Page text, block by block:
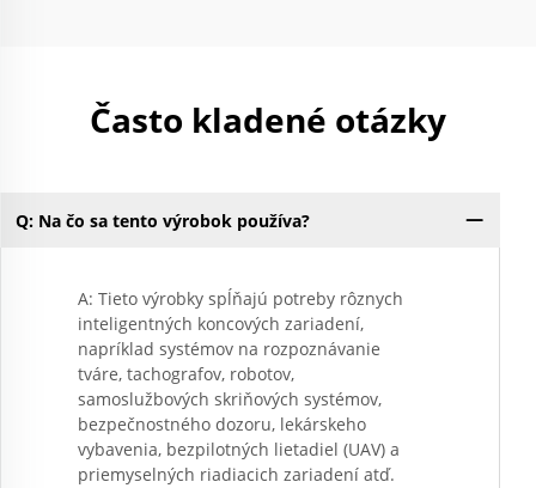
Často kladené otázky
Q: Na čo sa tento výrobok používa?
A: Tieto výrobky spĺňajú potreby rôznych
inteligentných koncových zariadení,
napríklad systémov na rozpoznávanie
tváre, tachografov, robotov,
samoslužbových skriňových systémov,
bezpečnostného dozoru, lekárskeho
vybavenia, bezpilotných lietadiel (UAV) a
priemyselných riadiacich zariadení atď.